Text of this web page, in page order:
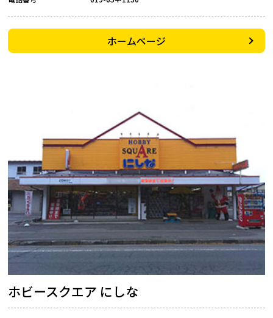
ホームページ
ホビースクエア にしな